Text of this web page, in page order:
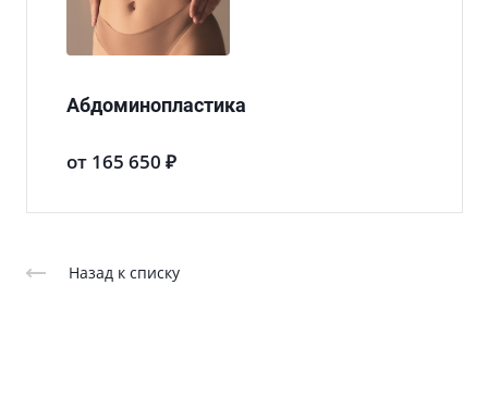
Абдоминопластика
от 165 650 ₽
Назад к списку